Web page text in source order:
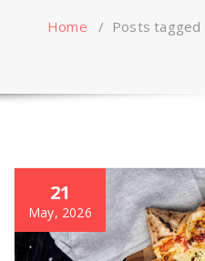
Home / Posts
21
May, 2026